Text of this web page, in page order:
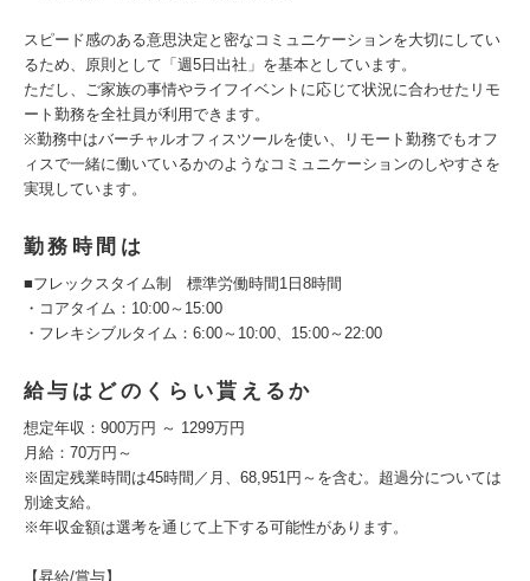
スピード感のある意思決定と密なコミュニケーションを大切にしてい
るため、原則として「週5日出社」を基本としています。
ただし、ご家族の事情やライフイベントに応じて状況に合わせたリモ
ート勤務を全社員が利用できます。
※勤務中はバーチャルオフィスツールを使い、リモート勤務でもオフ
ィスで一緒に働いているかのようなコミュニケーションのしやすさを
実現しています。
勤務時間は
■フレックスタイム制 標準労働時間1日8時間
・コアタイム：10:00～15:00
・フレキシブルタイム：6:00～10:00、15:00～22:00
給与はどのくらい貰えるか
想定年収：900万円 ～ 1299万円
月給：70万円～
※固定残業時間は45時間／月、68,951円～を含む。超過分については
別途支給。
※年収金額は選考を通じて上下する可能性があります。
【昇給/賞与】